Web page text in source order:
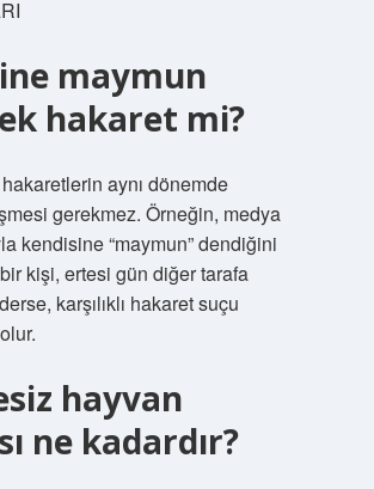
maymun
hakaret mi?
hakaretlerin aynı dönemde
gerekmez. Örneğin, medya
kendisine “maymun” dendiğini
kişi, ertesi gün diğer tarafa
karşılıklı hakaret suçu
hayvan
ne kadardır?